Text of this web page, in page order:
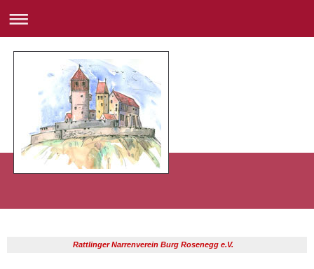
Rattlinger Narrenverein Burg Rosenegg e.V.